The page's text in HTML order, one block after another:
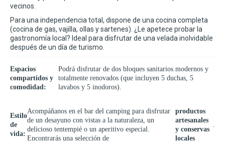
vecinos.
Para una independencia total, dispone de una cocina completa
(cocina de gas, vajilla, ollas y sartenes). ¿Le apetece probar la
gastronomía local? Ideal para disfrutar de una velada inolvidable
después de un día de turismo.
Espacios
compartidos y
comodidad:
Podrá disfrutar de dos bloques sanitarios modernos y
totalmente renovados (que incluyen 5 duchas, 5
lavabos y 5 inodoros).
Estilo
de
vida:
Acompáñanos en el bar del camping para disfrutar
de un desayuno con vistas a la naturaleza, un
delicioso tentempié o un aperitivo especial.
Encontrarás una selección de
productos
artesanales
y conservas
locales
.